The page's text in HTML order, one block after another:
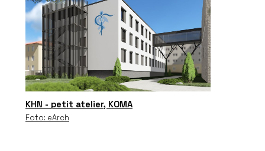
KHN - petit atelier, KOMA
Foto: eArch